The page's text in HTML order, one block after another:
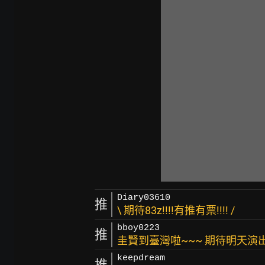
推 Diary03610
\ 期待83z!!!!有推有票!!!! /
推 bboy0223
圭賢到臺灣啦~~~ 期待明天演
keepdream